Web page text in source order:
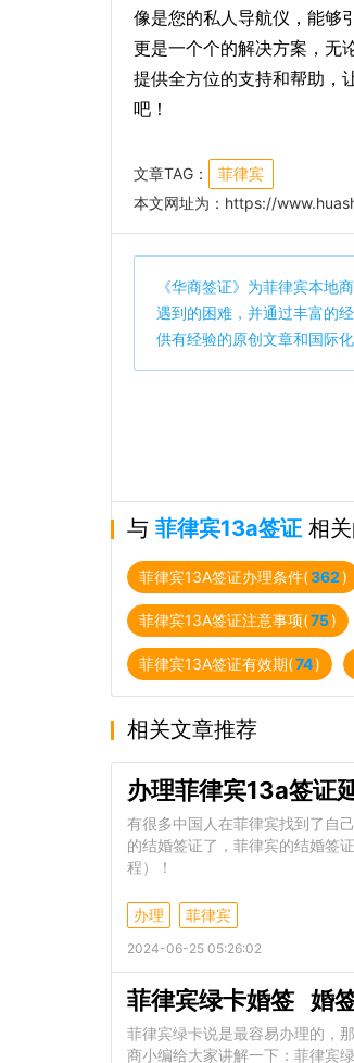
像是您的私人导航仪，能够
更是一个个的解决方案，无
提供全方位的支持和帮助，
吧！
文章TAG：
菲律宾
本文网址为： https://
《华商签证》为菲律宾本地
遇到的困难，并通过丰富的
供有经验的原创文章和国际
与 菲律宾13a签证 相
菲律宾13A签证办理条件(362)
菲律宾13A签证注意事项(75)
菲律宾13A签证有效期(74)
相关文章推荐
办理菲律宾13a签证
有很多中国人在菲律宾找到了自
的结婚签证了，菲律宾的结婚签
程）！
办理 菲律宾
2024-06-25 05:26:02
菲律宾绿卡婚签 婚
菲律宾绿卡说是最容易办理的，
商小编给大家讲解一下：菲律宾